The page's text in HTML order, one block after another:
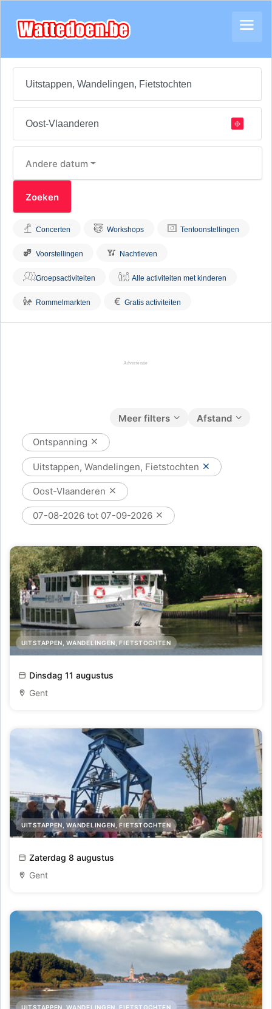
Andere datum
Concerten Workshops Tentoonstellingen
Voorstellingen Nachtleven
Groepsactiviteiten Alle activiteiten met kinderen
Rommelmarkten € Gratis activiteiten
Afstand
Meer filters
Ontspanning
Uitstappen, Wandelingen, Fietstochten
Oost-Vlaanderen
07-08-2026 tot 07-09-2026
UITSTAPPEN, WANDELINGEN, FIETSTOCHTEN
Afvaart van de Oude Leie
Dinsdag 11 augustus
Gent
UITSTAPPEN, WANDELINGEN, FIETSTOCHTEN
De oude havenbuurt herleeft
Zaterdag 8 augustus
Gent
UITSTAPPEN, WANDELINGEN, FIETSTOCHTEN